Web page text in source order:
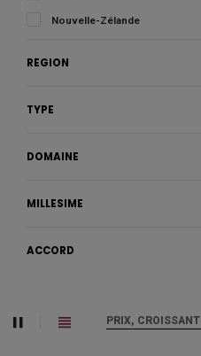
Nouvelle-Zélande
RÉGION
TYPE
DOMAINE
MILLÉSIME
ACCORD
PRIX, CROISSANT